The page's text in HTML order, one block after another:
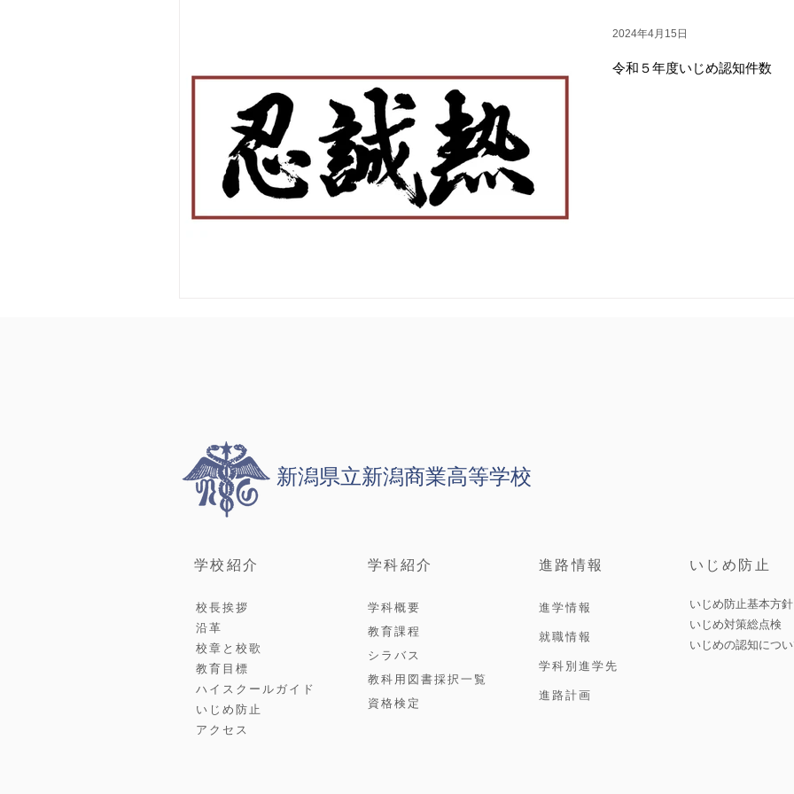
令和５年度いじめ認知件数
2024年4月15日
新潟県立新潟商業高等学校
学校紹介
校長挨拶
沿革
校章と校歌
教育目標
ハイスクールガイド
いじめ防止
アクセス
学科紹介
学科概要
教育課程
シラバス
教科用図書採択一覧
資格検定
進路情報
進学情報
就職情報
学科別進学先
進路計画
いじめ防止
いじめ防止基本方針
いじめ対策総点検
いじめの認知につ